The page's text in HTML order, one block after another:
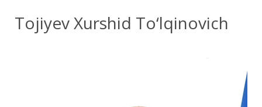
Tojiyev Xurshid To‘lqinovich